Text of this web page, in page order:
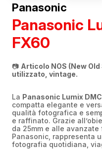
Panasonic
Panasonic
FX60
📷 Articolo NOS (New
utilizzato, vintage.
La Panasonic Lumix
compatta elegante e
qualità fotografica e
e raffinato. Grazie
da 25mm e alle
Panasonic, rappresenta
fotografia quotidiana,